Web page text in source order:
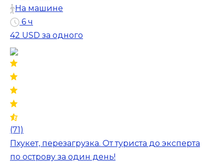
На машине
6 ч
42 USD за одного
(71)
Пхукет, перезагрузка. От туриста до эксперта
по острову за один день!